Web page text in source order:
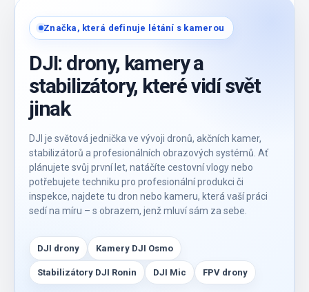
Značka, která definuje létání s kamerou
DJI: drony, kamery a
stabilizátory, které vidí svět
jinak
DJI je světová jednička ve vývoji dronů, akčních kamer,
stabilizátorů a profesionálních obrazových systémů. Ať
plánujete svůj první let, natáčíte cestovní vlogy nebo
potřebujete techniku pro profesionální produkci či
inspekce, najdete tu dron nebo kameru, která vaší práci
sedí na míru – s obrazem, jenž mluví sám za sebe.
DJI drony Kamery DJI Osmo
Stabilizátory DJI Ronin DJI Mic FPV drony